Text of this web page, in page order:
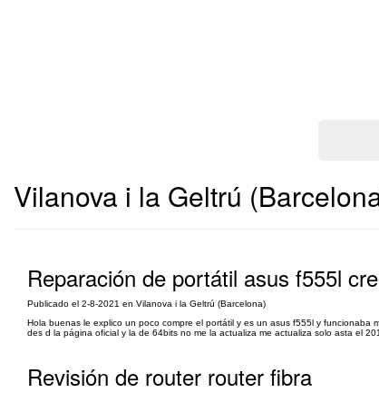
Vilanova i la Geltrú
Reparación de portátil asus f555l
Publicado el 2-8-2021 en Vilanova i la Geltrú (Barcelona)
Hola buenas le explico un poco compre el portátil y es un asus f555l y
des d la página oficial y la de 64bits no me la actualiza me actualiza solo asta el
Revisión de router router fibra